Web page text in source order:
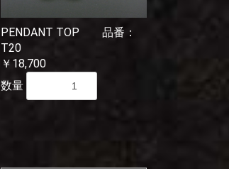
PENDANT TOP 品番：
T20
￥18,700
数量